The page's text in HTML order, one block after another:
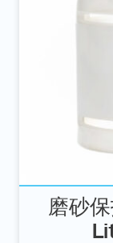
磨砂